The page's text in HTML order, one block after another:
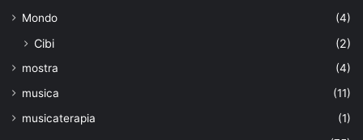
Mondo
(4)
Cibi (2)
mostra
(4)
musica
(11)
musicaterapia
(1)